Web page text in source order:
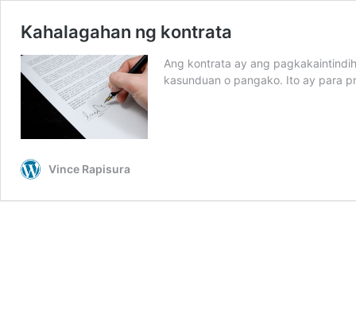
Kahalagahan ng kontrata
Ang kontrata ay ang
kasunduan o pangako. Ito ay para
Vince Rapisura